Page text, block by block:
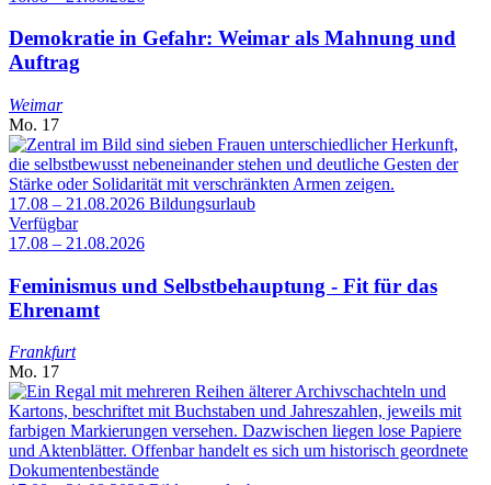
Demokratie in Gefahr: Weimar als Mahnung und
Auftrag
Weimar
Mo. 17
17.08 – 21.08.2026 Bildungsurlaub
Verfügbar
17.08 – 21.08.2026
Feminismus und Selbstbehauptung - Fit für das
Ehrenamt
Frankfurt
Mo. 17